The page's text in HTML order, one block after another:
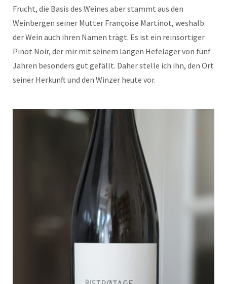
Frucht, die Basis des Weines aber stammt aus den
Weinbergen seiner Mutter Françoise Martinot, weshalb
der Wein auch ihren Namen trägt. Es ist ein reinsortiger
Pinot Noir, der mir mit seinem langen Hefelager von fünf
Jahren besonders gut gefällt. Daher stelle ich ihn, den Ort
seiner Herkunft und den Winzer heute vor.